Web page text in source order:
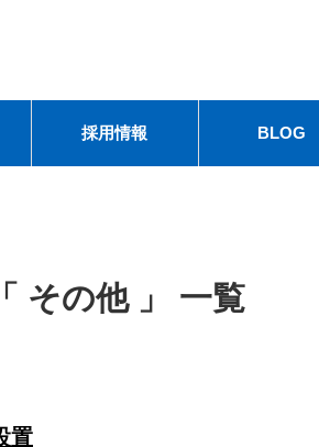
採用情報 BLOG
「 その他 」 一覧
置